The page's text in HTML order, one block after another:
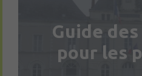
Guide
pour les